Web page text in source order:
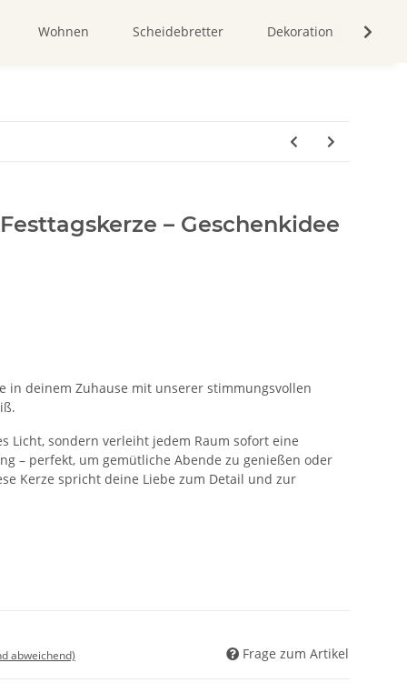
Wohnen Scheidebretter Dekoration
– Geschenkidee
in deinem Zuhause mit unserer stimmungsvollen
Licht, sondern verleiht jedem Raum sofort eine
– perfekt, um gemütliche Abende zu genießen oder
Kerze spricht deine Liebe zum Detail und zur
abweichend) Frage zum Artikel